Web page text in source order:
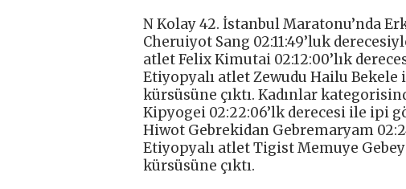
N Kolay 42. İstanbul Maratonu’nda
Cheruiyot Sang 02:11:49’luk
atlet Felix Kimutai 02:12:00’lık
Etiyopyalı atlet Zewudu Hailu Bekele
kürsüsüne çıktı. Kadınlar
Kipyogei 02:22:06’lk derecesi ile ipi
Hiwot Gebrekidan Gebremaryam
Etiyopyalı atlet Tigist Memuye
kürsüsüne çıktı.